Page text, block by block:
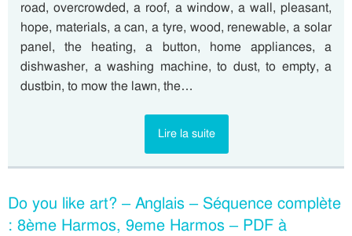
road, overcrowded, a roof, a window, a wall, pleasant,
hope, materials, a can, a tyre, wood, renewable, a solar
panel, the heating, a button, home appliances, a
dishwasher, a washing machine, to dust, to empty, a
dustbin, to mow the lawn, the…
Lire la suite
Do you like art? – Anglais – Séquence complète
: 8ème Harmos, 9eme Harmos – PDF à